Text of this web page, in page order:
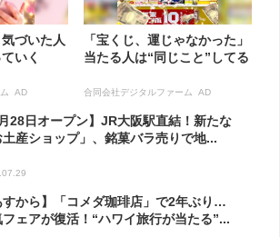
づいた人
いく
ム AD
「宝くじ、運じゃなかった」
当たる人は“同じこと”してる
合同会社デジタルファーム AD
月28日オープン】JR大阪駅直結！新たな
土産ショップ」、銘菓バラ売りで地...
すから】「コメダ珈琲店」で2年ぶり…
フェアが復活！“ハワイ旅行が当たる”...